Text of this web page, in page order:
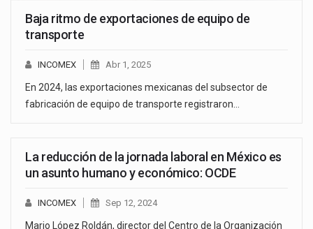
Baja ritmo de exportaciones de equipo de
transporte
INCOMEX Abr 1, 2025
En 2024, las exportaciones mexicanas del subsector de
fabricación de equipo de transporte registraron…
La reducción de la jornada laboral en México es
un asunto humano y económico: OCDE
INCOMEX Sep 12, 2024
Mario López Roldán, director del Centro de la Organización